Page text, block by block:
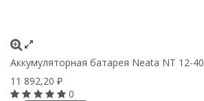
Аккумуляторная батарея Neata NT 12-40
11 892,20 ₽
0